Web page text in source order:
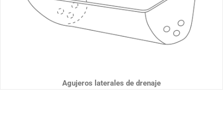
Agujeros laterales de drenaje